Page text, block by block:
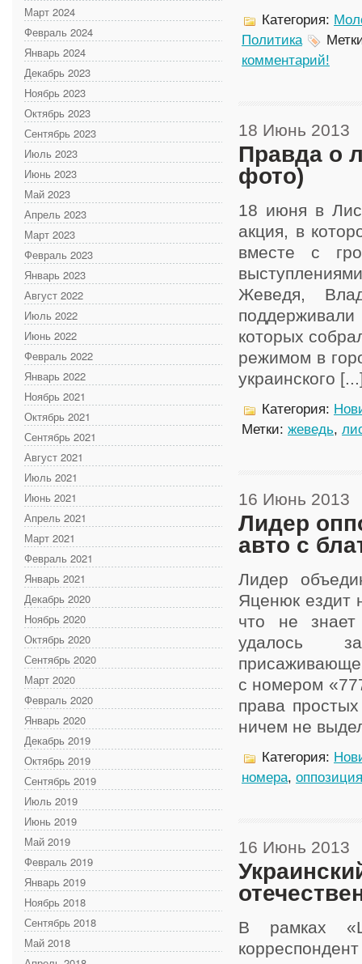
Март 2024
Февраль 2024
Январь 2024
Декабрь 2023
Ноябрь 2023
Октябрь 2023
Сентябрь 2023
Июль 2023
Июнь 2023
Май 2023
Апрель 2023
Март 2023
Февраль 2023
Январь 2023
Август 2022
Июль 2022
Июнь 2022
Февраль 2022
Январь 2022
Ноябрь 2021
Октябрь 2021
Сентябрь 2021
Август 2021
Июль 2021
Июнь 2021
Апрель 2021
Март 2021
Февраль 2021
Январь 2021
Декабрь 2020
Ноябрь 2020
Октябрь 2020
Сентябрь 2020
Март 2020
Февраль 2020
Январь 2020
Декабрь 2019
Октябрь 2019
Сентябрь 2019
Июль 2019
Июнь 2019
Май 2019
Февраль 2019
Январь 2019
Ноябрь 2018
Сентябрь 2018
Май 2018
Категория:
Политика
комментарий!
18 Июнь 2013
Правда о
фото)
18 июня в
акция, в
вместе с
Жеведя,
которых
режимом в
украинского
Категория:
Метки: жеведь,
16 Июнь 2013
Лидер
авто с
Лидер
Яценюк ездит
что не знает
удалось
с номером
права
ничем не
Категория:
номера, оппозиция
16 Июнь 2013
В рамках